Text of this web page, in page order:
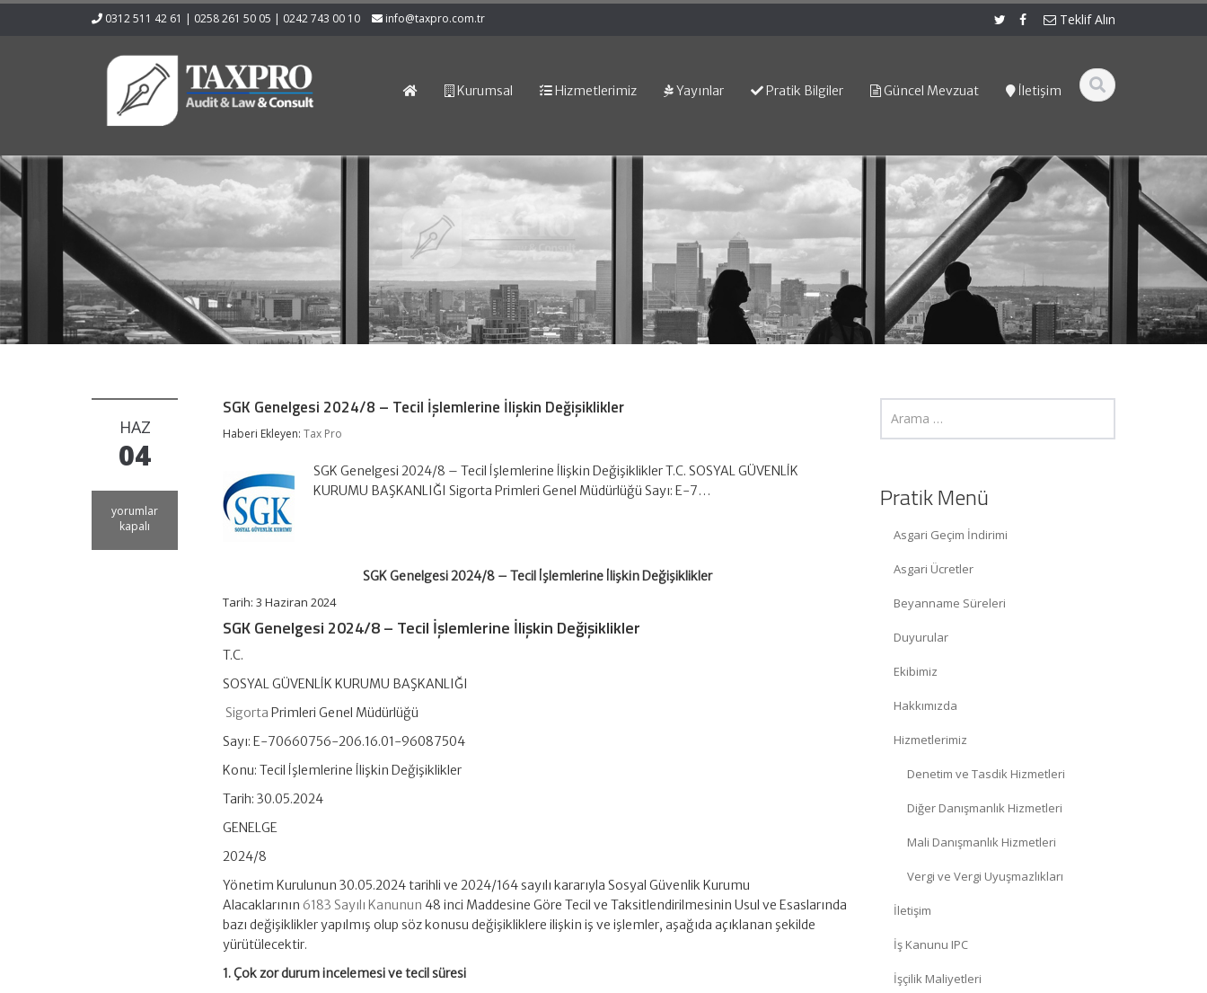
0312 511 42 61 | 0258 261 50 05 | 0242 743 00 10 info@taxpro.com.tr Teklif Alın
Kurumsal Hizmetlerimiz Yayınlar Pratik Bilgiler Güncel Mevzuat İletişim
HAZ
04
SGK
Genelgesi
yorumlar
kapalı
SGK Genelgesi 2024/8 – Tecil İşlemlerine İlişkin Değişiklikler
Haberi Ekleyen:Tax Pro
SGK Genelgesi 2024/8 – Tecil İşlemlerine İlişkin Değişiklikler T.C. SOSYAL GÜVENLİK
KURUMU BAŞKANLIĞI Sigorta Primleri Genel Müdürlüğü Sayı: E-7…
SGK Genelgesi 2024/8 – Tecil İşlemlerine İlişkin Değişiklikler
Tarih: 3 Haziran 2024
SGK Genelgesi 2024/8 – Tecil İşlemlerine İlişkin Değişiklikler
T.C.
SOSYAL GÜVENLİK KURUMU BAŞKANLIĞI
Sigorta Primleri Genel Müdürlüğü
Sayı: E-70660756-206.16.01-96087504
Konu: Tecil İşlemlerine İlişkin Değişiklikler
Tarih: 30.05.2024
GENELGE
2024/8
Yönetim Kurulunun 30.05.2024 tarihli ve 2024/164 sayılı kararıyla Sosyal Güvenlik Kurumu
Alacaklarının 6183 Sayılı Kanunun 48 inci Maddesine Göre Tecil ve Taksitlendirilmesinin Usul ve Esaslarında
bazı değişiklikler yapılmış olup söz konusu değişikliklere ilişkin iş ve işlemler, aşağıda açıklanan şekilde
yürütülecektir.
1. Çok zor durum incelemesi ve tecil süresi
Pratik Menü
Asgari Geçim İndirimi
Asgari Ücretler
Beyanname Süreleri
Duyurular
Ekibimiz
Hakkımızda
Hizmetlerimiz
Denetim ve Tasdik Hizmetleri
Diğer Danışmanlık Hizmetleri
Mali Danışmanlık Hizmetleri
Vergi ve Vergi Uyuşmazlıkları
İletişim
İş Kanunu IPC
İşçilik Maliyetleri